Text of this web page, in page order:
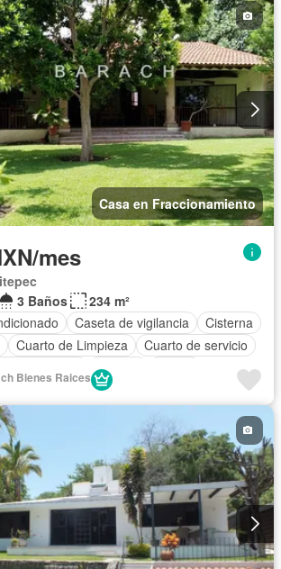
Casa en Fraccionamiento
mes
3 Baños
234 m²
Caseta de vigilancia
Cisterna
Cuarto de Limpieza
Cuarto de servicio
Internet
Seguridad
Permite niños
Bienes Raices